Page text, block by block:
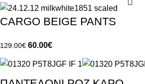
CARGO BEIGE PANTS
129.00€ 60.00€